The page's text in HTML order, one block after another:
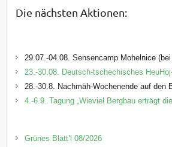
Die nächsten Aktionen:
29.07.-04.08. Sensencamp Mohelnice
23.-30.08. Deutsch-tschechisches
28.-30.8. Nachmäh-Wochenende auf den
4.-6.9. Tagung „Wieviel Bergbau erträgt
Grünes Blätt’l 08/2026